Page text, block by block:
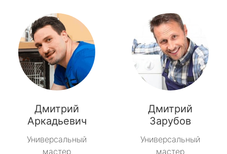
Дмитрий
Аркадьевич
Универсальный
мастер
Дмитрий
Зарубов
Универсальный
мастер